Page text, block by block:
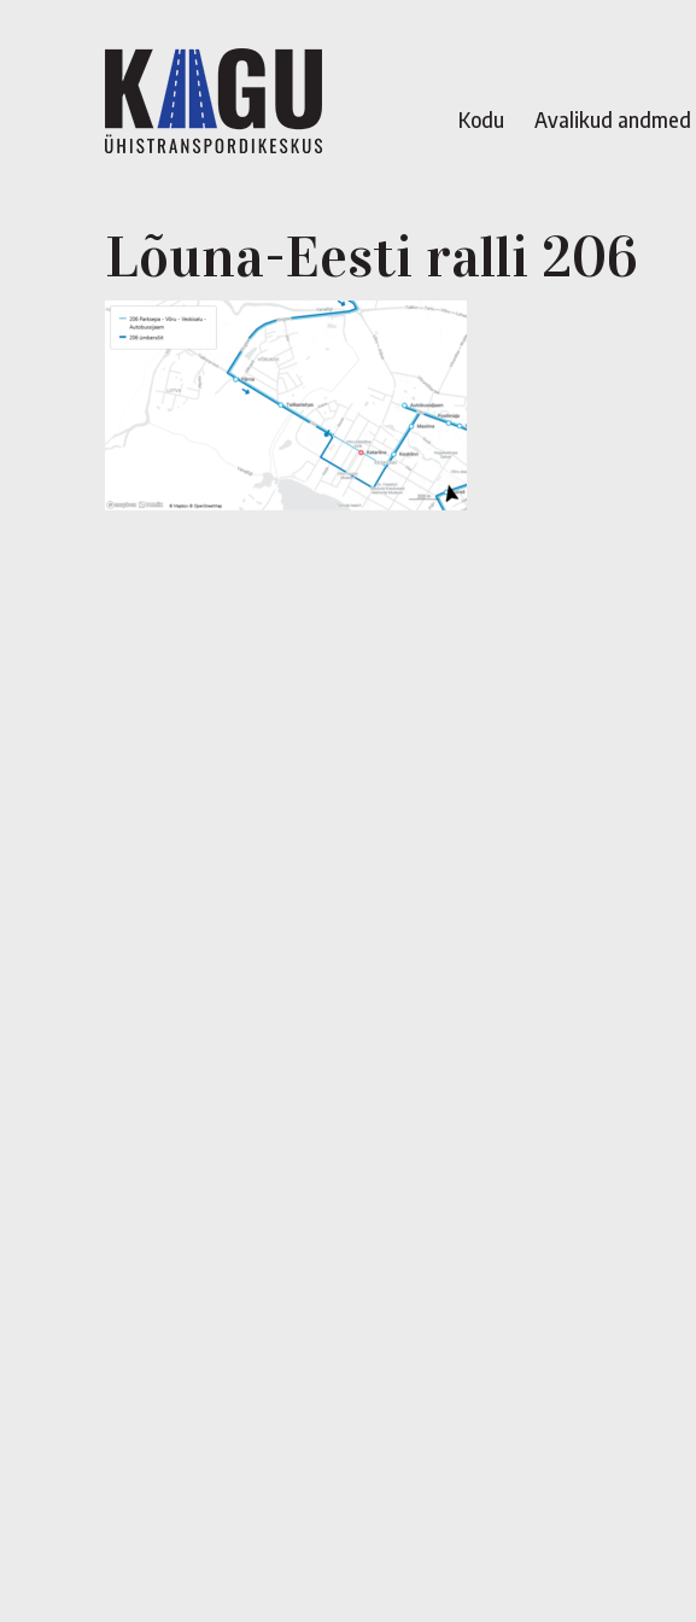
Kodu Avalikud andmed
Lõuna-Eesti ralli 206